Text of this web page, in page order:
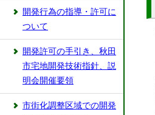
開発行為の指導・許可に
ついて
開発許可の手引き、秋田
市宅地開発技術指針、説
明会開催要領
市街化調整区域での開発